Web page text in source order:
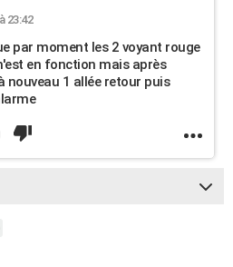
23:42
par moment les 2 voyant rouge
en fonction mais après
1 allée retour puis